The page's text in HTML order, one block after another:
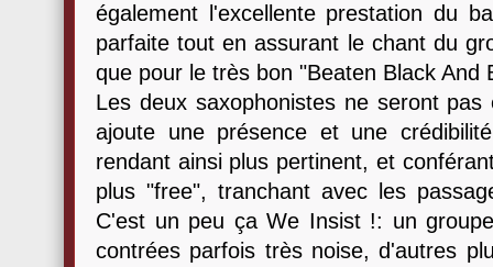
également l'excellente prestation du
parfaite tout en assurant le chant du
que pour le très bon "Beaten Black And
Les deux saxophonistes ne seront
ajoute une présence et une
rendant ainsi plus pertinent, et
plus "free", tranchant avec les
C'est un peu ça We Insist !: un
contrées parfois très noise, d'autres